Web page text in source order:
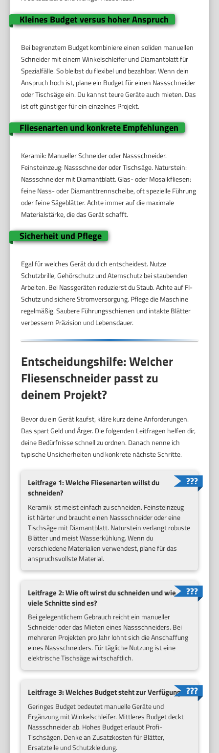
Kleines Budget versus hoher Anspruch
Bei begrenztem Budget kombiniere einen soliden manuellen
Schneider mit einem Winkelschleifer und Diamantblatt für
Spezialfälle. So bleibst du flexibel und bezahlbar. Wenn dein
Anspruch hoch ist, plane ein Budget für einen Nassschneider
oder Tischsäge ein. Du kannst teure Geräte auch mieten. Das
ist oft günstiger für ein einzelnes Projekt.
Fliesenarten und konkrete Empfehlungen
Keramik: Manueller Schneider oder Nassschneider.
Feinsteinzeug: Nassschneider oder Tischsäge. Naturstein:
Nassschneider mit Diamantblatt. Glas- oder Mosaikfliesen:
feine Nass- oder Diamanttrennscheibe, oft spezielle Führung
oder feine Sägeblätter. Achte immer auf die maximale
Materialstärke, die das Gerät schafft.
Sicherheit und Pflege
Egal für welches Gerät du dich entscheidest. Nutze
Schutzbrille, Gehörschutz und Atemschutz bei staubenden
Arbeiten. Bei Nassgeräten reduzierst du Staub. Achte auf FI-
Schutz und sichere Stromversorgung. Pflege die Maschine
regelmäßig. Saubere Führungsschienen und intakte Blätter
verbessern Präzision und Lebensdauer.
Entscheidungshilfe: Welcher
Fliesenschneider passt zu
deinem Projekt?
Bevor du ein Gerät kaufst, kläre kurz deine Anforderungen.
Das spart Geld und Ärger. Die folgenden Leitfragen helfen dir,
deine Bedürfnisse schnell zu ordnen. Danach nenne ich
typische Unsicherheiten und konkrete nächste Schritte.
Leitfrage 1: Welche Fliesenarten willst du
schneiden?
Keramik ist meist einfach zu schneiden. Feinsteinzeug
ist härter und braucht einen Nassschneider oder eine
Tischsäge mit Diamantblatt. Naturstein verlangt robuste
Blätter und meist Wasserkühlung. Wenn du
verschiedene Materialien verwendest, plane für das
anspruchsvollste Material.
Leitfrage 2: Wie oft wirst du schneiden und wie
viele Schnitte sind es?
Bei gelegentlichem Gebrauch reicht ein manueller
Schneider oder das Mieten eines Nassschneiders. Bei
mehreren Projekten pro Jahr lohnt sich die Anschaffung
eines Nassschneiders. Für tägliche Nutzung ist eine
elektrische Tischsäge wirtschaftlich.
Leitfrage 3: Welches Budget steht zur Verfügung?
Geringes Budget bedeutet manuelle Geräte und
Ergänzung mit Winkelschleifer. Mittleres Budget deckt
Nassschneider ab. Hohes Budget erlaubt Profi-
Tischsägen. Denke an Zusatzkosten für Blätter,
Ersatzteile und Schutzkleidung.